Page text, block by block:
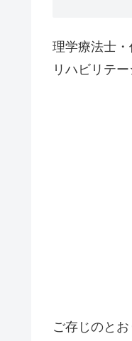
理学療法士
リハビリテ
ご存じのと